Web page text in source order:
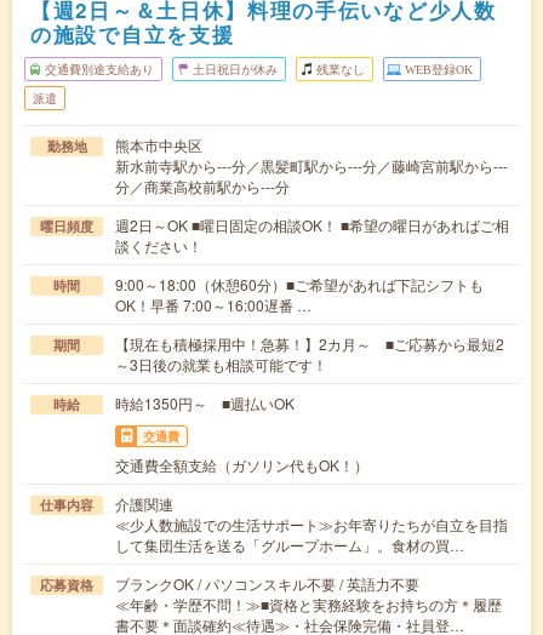
【週2日～＆土日休】料理の手伝いなど少人数
の施設で自立を支援
交通費別途支給あり 土日祝日が休み 残業なし WEB登録OK
派遣
勤務地
熊本市中央区
新水前寺駅から---分／黒髪町駅から---分／藤崎宮前駅から---
分／商業高校前駅から---分
曜日頻度
週2日～OK ■曜日固定の相談OK！ ■希望の曜日があればご相
談ください！
時間
9:00～18:00（休憩60分）■ご希望があれば下記シフトも
OK！早番 7:00～16:00遅番 …
期間
【現在も積極採用中！急募！】2カ月～ ■ご応募から最短2
～3日後の就業も相談可能です！
時給 時給1350円～ ■週払いOK
交通費
交通費全額支給（ガソリン代もOK！）
仕事内容
介護関連
≪少人数施設での生活サポート≫お年寄りたちが自立を目指
して集団生活を送る「グループホーム」。食材の買…
応募資格
ブランクOK / パソコンスキル不要 / 英語力不要
≪年齢・学歴不問！≫■資格と実務経験をお持ちの方＊履歴
書不要＊面談確約≪待遇≫・社会保険完備・社員登…